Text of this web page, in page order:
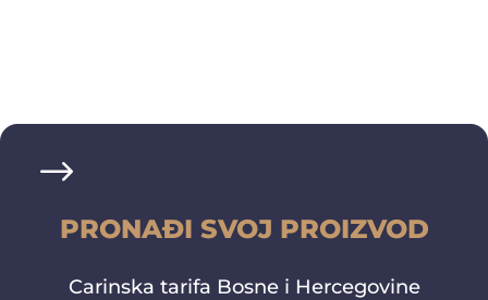
PRONAĐI SVOJ PROIZVOD
Carinska tarifa Bosne i Hercegovine